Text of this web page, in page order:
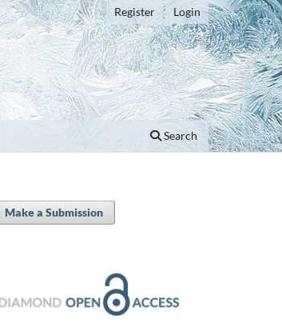
Search
Register Login
Make a Submission